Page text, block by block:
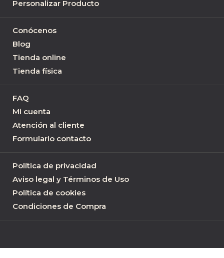
Personalizar Producto
Conócenos
Blog
Tienda online
Tienda física
FAQ
Mi cuenta
Atención al cliente
Formulario contacto
Política de privacidad
Aviso legal y Términos de Uso
Política de cookies
Condiciones de Compra